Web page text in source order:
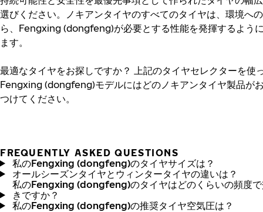
選びください。ノキアンタイヤのすべてのタイヤは、環境へ
ら、Fengxing (dongfeng)が必要とする性能を発揮するよう
ます。
最適なタイヤをお探しですか？
上記のタイヤセレクターを使
Fengxing (dongfeng)モデルにはどのノキアンタイヤ製品が
つけてください。
FREQUENTLY ASKED QUESTIONS
私のFengxing (dongfeng)のタイヤサイズは？
オールシーズンタイヤとウィンタータイヤの違いは？
私のFengxing (dongfeng)のタイヤはどのくらいの頻度で
きですか？
私のFengxing (dongfeng)の推奨タイヤ空気圧は？